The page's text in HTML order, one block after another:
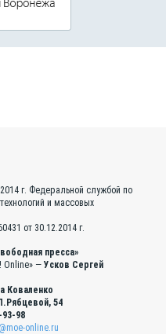
г. Федеральной службой по
и массовых
от 30.12.2014 г.
пресса»
Online» — Усков Сергей
Коваленко
54
93-98
online.ru